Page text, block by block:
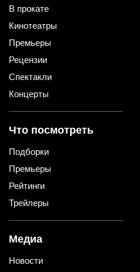
В прокате
Кинотеатры
Премьеры
Рецензии
Спектакли
Концерты
Что посмотреть
Подборки
Премьеры
Рейтинги
Трейлеры
Медиа
Новости